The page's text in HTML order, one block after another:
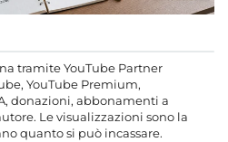
tramite YouTube Partner
YouTube Premium,
donazioni, abbonamenti a
Le visualizzazioni sono la
quanto si può incassare.